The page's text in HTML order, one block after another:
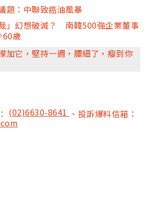
題：中聯致癌油風暴
」幻想破滅？ 南韓500強企業董事
歲
加它，堅持一週，腰細了，瘦到你
(02)6630-8641 、投訴爆料信箱：